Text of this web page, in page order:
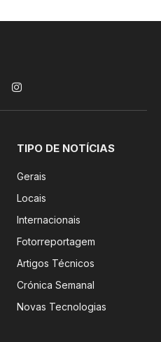
Instagram
TIPO DE NOTÍCIAS
Gerais
Locais
Internacionais
Fotorreportagem
Artigos Técnicos
Crónica Semanal
Novas Tecnologias